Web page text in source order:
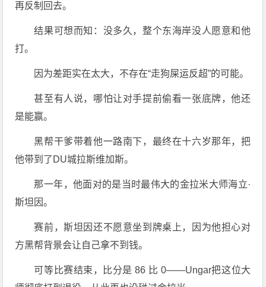
再反制回去。
结果可想而知：没多久，整个东海岸没人愿意和他
打。
因为差距实在太大，不存在“走狗屎运反超”的可能。
甚至有人说，哪怕让对手提前偷看一张底牌，他还
是能赢。
黑帮干爹带着他一路南下，最终在十六岁那年，把
他带到了DU城拉斯维加斯。
那一年，他面对的是当时最伟大的金拉米大师海立·
斯坦因。
赛前，斯坦因还不愿意坐到牌桌上，因为他担心对
方黑帮背景会让自己拿不到钱。
可等比赛结束，比分是 86 比 0——Ungar把这位大